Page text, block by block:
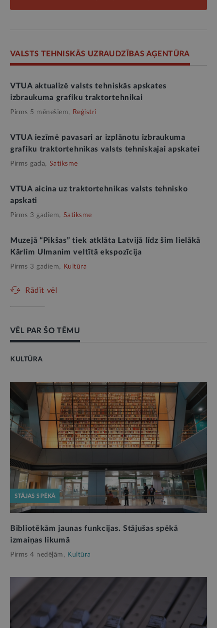
VALSTS TEHNISKĀS UZRAUDZĪBAS AĢENTŪRA
VTUA aktualizē valsts tehniskās apskates
izbraukuma grafiku traktortehnikai
Pirms 5 mēnešiem, Reģistri
VTUA iezīmē pavasari ar izplānotu izbraukuma
grafiku traktortehnikas valsts tehniskajai apskatei
Pirms gada, Satiksme
VTUA aicina uz traktortehnikas valsts tehnisko
apskati
Pirms 3 gadiem, Satiksme
Muzejā “Pikšas” tiek atklāta Latvijā līdz šim lielākā
Kārlim Ulmanim veltītā ekspozīcija
Pirms 3 gadiem, Kultūra
Rādīt vēl
VĒL PAR ŠO TĒMU
KULTŪRA
STĀJAS SPĒKĀ
Bibliotēkām jaunas funkcijas. Stājušas spēkā
izmaiņas likumā
Pirms 4 nedēļām, Kultūra